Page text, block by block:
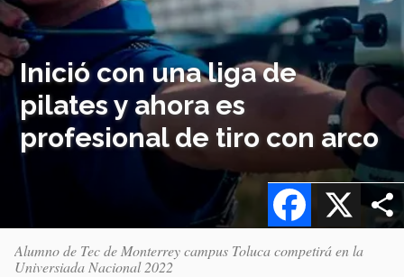
Inició con una liga de
pilates y ahora es
profesional de tiro con arco
X
Facebook
Alumno de Tec de Monterrey campus Toluca competirá en la
Universiada Nacional 2022